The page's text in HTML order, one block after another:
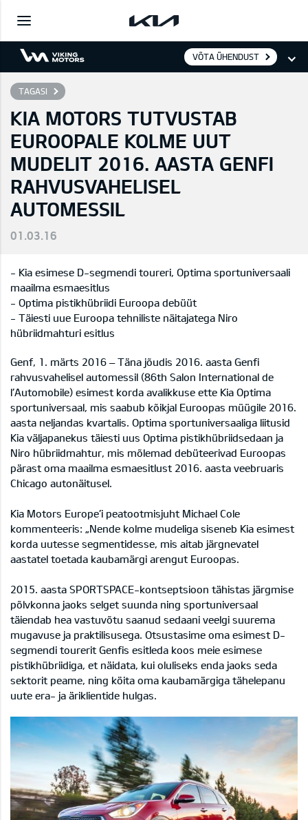
VÕTA ÜHENDUST
TAGASI
KIA MOTORS TUTVUSTAB
EUROOPALE KOLME UUT
MUDELIT 2016. AASTA GENFI
RAHVUSVAHELISEL
AUTOMESSIL
01.03.16
- Kia esimese D-segmendi toureri, Optima sportuniversaali
maailma esmaesitlus
- Optima pistikhübriidi Euroopa debüüt
- Täiesti uue Euroopa tehniliste näitajatega Niro
hübriidmahturi esitlus
Genf, 1. märts 2016 – Täna jõudis 2016. aasta Genfi
rahvusvahelisel automessil (86th Salon International de
l’Automobile) esimest korda avalikkuse ette Kia Optima
sportuniversaal, mis saabub kõikjal Euroopas müügile 2016.
aasta neljandas kvartalis. Optima sportuniversaaliga liitusid
Kia väljapanekus täiesti uus Optima pistikhübriidsedaan ja
Niro hübriidmahtur, mis mõlemad debüteerivad Euroopas
pärast oma maailma esmaesitlust 2016. aasta veebruaris
Chicago autonäitusel.
Kia Motors Europe’i peatootmisjuht Michael Cole
kommenteeris: „Nende kolme mudeliga siseneb Kia esimest
korda uutesse segmentidesse, mis aitab järgnevatel
aastatel toetada kaubamärgi arengut Euroopas.
2015. aasta SPORTSPACE-kontseptsioon tähistas järgmise
põlvkonna jaoks selget suunda ning sportuniversaal
täiendab hea vastuvõtu saanud sedaani veelgi suurema
mugavuse ja praktilisusega. Otsustasime oma esimest D-
segmendi tourerit Genfis esitleda koos meie esimese
pistikhübriidiga, et näidata, kui oluliseks enda jaoks seda
sektorit peame, ning köita oma kaubamärgiga tähelepanu
uute era- ja äriklientide hulgas.